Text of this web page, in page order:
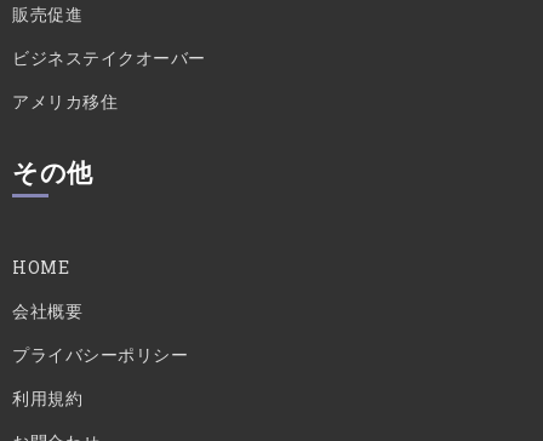
販売促進
ビジネステイクオーバー
アメリカ移住
その他
HOME
会社概要
プライバシーポリシー
利用規約